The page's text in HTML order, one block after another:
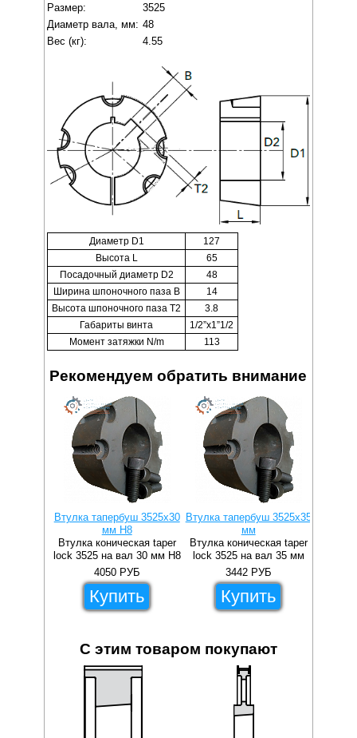
Размер:
3525
Диаметр вала, мм: 48
Вес (кг):
4.55
Диаметр D1
127
Высота L
65
Посадочный диаметр D2
48
Ширина шпоночного паза B
14
Высота шпоночного паза T2
3.8
Габариты винта
1/2”x1”1/2
Момент затяжки N/m
113
Рекомендуем обратить внимание
Втулка тапербуш 3525x30
мм H8
Втулка коническая taper
lock 3525 на вал 30 мм H8
4050 РУБ
Купить
Втулка тапербуш 3525x35
мм
Втулка коническая taper
lock 3525 на вал 35 мм
3442 РУБ
Купить
С этим товаром покупают